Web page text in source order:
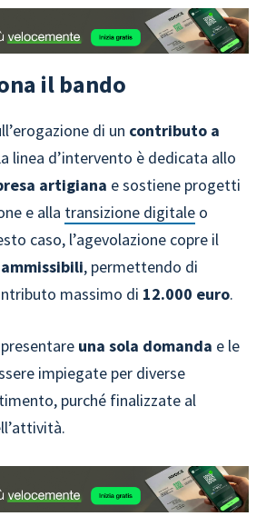
il bando
di un contributo a
linea d’intervento è dedicata allo
artigiana e sostiene progetti
e alla transizione digitale o
caso, l’agevolazione copre il
, permettendo di
massimo di 12.000 euro.
una sola domanda e le
impiegate per diverse
purché finalizzate al